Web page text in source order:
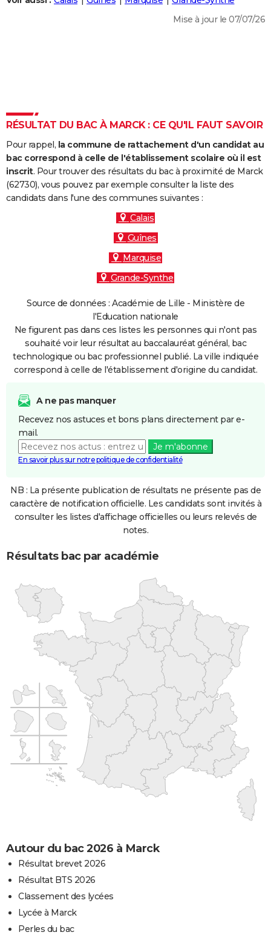
DICTIONNAIRE
COPAINS D'AVANT
S'inscrire
Se connecter
Lycées
Collèges
Primaires
Universités
Entreprises
Service militaire
Avis de recherche
AVIS DE DÉCÈS
Mise à jour le 07/07/26
RÉSULTAT DU BAC À MARCK : CE QU'IL FAUT SAVOIR
Pour rappel, la commune de rattachement d'un candidat au
bac correspond à celle de l'établissement scolaire où il est
inscrit. Pour trouver des résultats du bac à proximité de Marck
(62730), vous pouvez par exemple consulter la liste des
candidats dans l'une des communes suivantes :
Calais
Guînes
Marquise
Grande-Synthe
Source de données : Académie de Lille - Ministère de
l'Education nationale
Ne figurent pas dans ces listes les personnes qui n'ont pas
souhaité voir leur résultat au baccalauréat général, bac
technologique ou bac professionnel publié. La ville indiquée
correspond à celle de l'établissement d'origine du candidat.
A ne pas manquer
Recevez nos astuces et bons plans directement par e-
mail.
Je m'abonne
En savoir plus sur notre politique de confidentialité
NB : La présente publication de résultats ne présente pas de
caractère de notification officielle. Les candidats sont invités à
consulter les listes d'affichage officielles ou leurs relevés de
notes.
Résultats bac par académie
Autour du bac 2026 à Marck
Résultat brevet 2026
Résultat BTS 2026
Classement des lycées
Lycée à Marck
Perles du bac